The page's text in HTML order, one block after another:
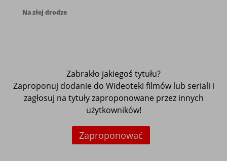
Na złej drodze
Zabrakło jakiegoś tytułu?
Zaproponuj dodanie do Wideoteki filmów lub seriali i
zagłosuj na tytuły zaproponowane przez innych
użytkowników!
Zaproponować